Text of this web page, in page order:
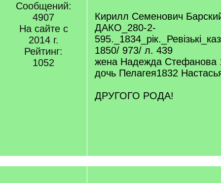
Сообщений:
4907
На сайте с
2014 г.
Рейтинг:
1052
Кирилл Семенович
ДАКО_280-2-
1850/ 973/ л. 439
жена Надежда Стефанова
дочь Пелагея1832
ДРУГОГО РОДА!